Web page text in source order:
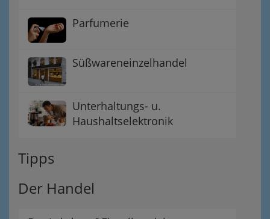
Parfumerie
Süßwareneinzelhandel
Unterhaltungs- u.
Haushaltselektronik
Tipps
Der Handel